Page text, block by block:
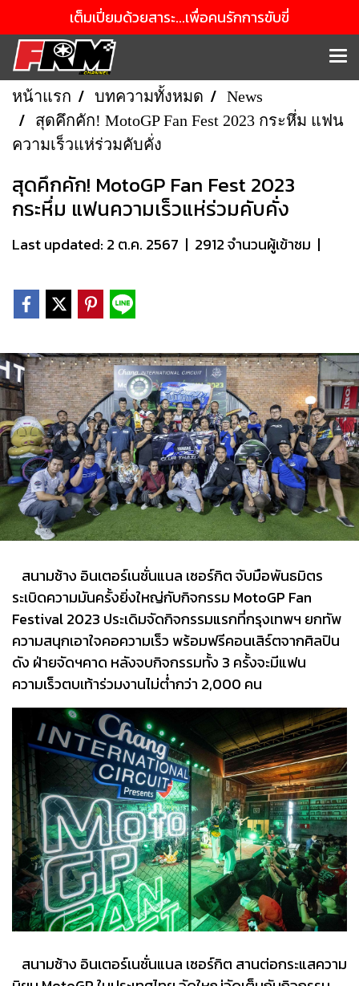
เต็มเปี่ยมด้วยสาระ...เพื่อคนรักการขับขี่
หน้าแรก บทความทั้งหมด
News
สุดคึกคัก! MotoGP Fan Fest 2023 กระหึ่ม แฟน
ความเร็วแห่ร่วมคับคั่ง
สุดคึกคัก! MotoGP Fan Fest 2023
กระหึ่ม แฟนความเร็วแห่ร่วมคับคั่ง
Last updated: 2 ต.ค. 2567 | 2912 จำนวนผู้เข้าชม |
สนามช้าง อินเตอร์เนชั่นแนล เซอร์กิต จับมือพันธมิตร
ระเบิดความมันครั้งยิ่งใหญ่กับกิจกรรม MotoGP Fan
Festival 2023 ประเดิมจัดกิจกรรมแรกที่กรุงเทพฯ ยกทัพ
ความสนุกเอาใจคอความเร็ว พร้อมฟรีคอนเสิร์ตจากศิลปิน
ดัง ฝ่ายจัดฯคาด หลังจบกิจกรรมทั้ง 3 ครั้งจะมีแฟน
ความเร็วตบเท้าร่วมงานไม่ต่ำกว่า 2,000 คน
สนามช้าง อินเตอร์เนชั่นแนล เซอร์กิต สานต่อกระแสความ